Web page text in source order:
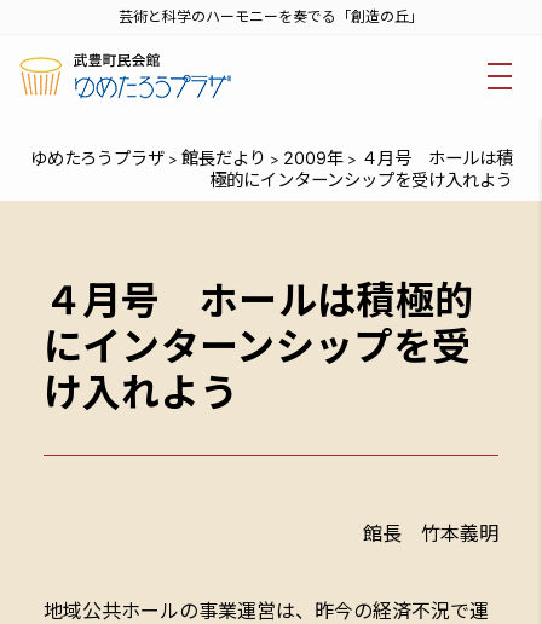
芸術と科学のハーモニーを奏でる「創造の丘」
ゆめたろうプラザ > 館長だより > 2009年 > ４月号 ホールは積
極的にインターンシップを受け入れよう
４月号 ホールは積極的
にインターンシップを受
け入れよう
館長 竹本義明
地域公共ホールの事業運営は、昨今の経済不況で運